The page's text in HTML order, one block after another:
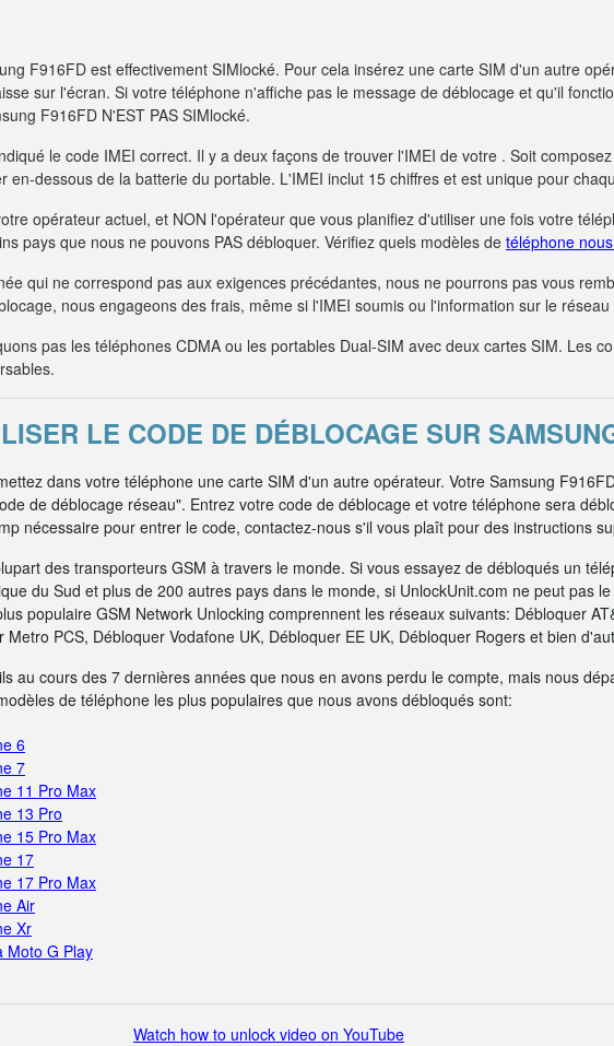
F916FD est effectivement SIMlocké. Pour cela insérez une carte SIM d'un autre
sur l'écran. Si votre téléphone n'affiche pas le message de déblocage et qu'il
F916FD N'EST PAS SIMlocké.
le code IMEI correct. Il y a deux façons de trouver l'IMEI de votre . Soit
en-dessous de la batterie du portable. L'IMEI inclut 15 chiffres et est unique pour
opérateur actuel, et NON l'opérateur que vous planifiez d'utiliser une fois votre
pays que nous ne pouvons PAS débloquer. Vérifiez quels modèles de téléphone
qui ne correspond pas aux exigences précédantes, nous ne pourrons pas vous
nous engageons des frais, même si l'IMEI soumis ou l'information sur le
pas les téléphones CDMA ou les portables Dual-SIM avec deux cartes SIM. Les
LE CODE DE DÉBLOCAGE SUR
dans votre téléphone une carte SIM d'un autre opérateur. Votre Samsung
de déblocage réseau". Entrez votre code de déblocage et votre téléphone sera
nécessaire pour entrer le code, contactez-nous s'il vous plaît pour des instructions
des transporteurs GSM à travers le monde. Si vous essayez de débloqués un
du Sud et plus de 200 autres pays dans le monde, si UnlockUnit.com ne peut pas
populaire GSM Network Unlocking comprennent les réseaux suivants: Débloquer
PCS, Débloquer Vodafone UK, Débloquer EE UK, Débloquer Rogers et bien
au cours des 7 dernières années que nous en avons perdu le compte, mais nous
de téléphone les plus populaires que nous avons débloqués sont:
6
7
11 Pro Max
13 Pro
15 Pro Max
17
17 Pro Max
Air
Xr
Moto G Play
Watch how to unlock video on YouTube